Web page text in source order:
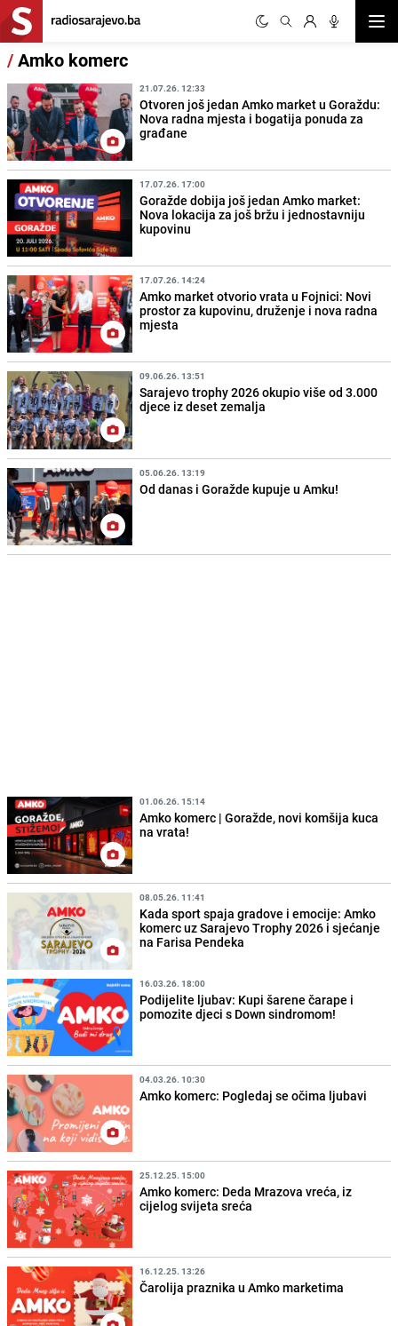
/Amko komerc
21.07.26. 12:33
Otvoren još jedan Amko market u Goraždu:
Nova radna mjesta i bogatija ponuda za
građane
17.07.26. 17:00
Goražde dobija još jedan Amko market:
Nova lokacija za još bržu i jednostavniju
kupovinu
17.07.26. 14:24
Amko market otvorio vrata u Fojnici: Novi
prostor za kupovinu, druženje i nova radna
mjesta
09.06.26. 13:51
Sarajevo trophy 2026 okupio više od 3.000
djece iz deset zemalja
05.06.26. 13:19
Od danas i Goražde kupuje u Amku!
01.06.26. 15:14
Amko komerc | Goražde, novi komšija kuca
na vrata!
08.05.26. 11:41
Kada sport spaja gradove i emocije: Amko
komerc uz Sarajevo Trophy 2026 i sjećanje
na Farisa Pendeka
16.03.26. 18:00
Podijelite ljubav: Kupi šarene čarape i
pomozite djeci s Down sindromom!
04.03.26. 10:30
Amko komerc: Pogledaj se očima ljubavi
25.12.25. 15:00
Amko komerc: Deda Mrazova vreća, iz
cijelog svijeta sreća
16.12.25. 13:26
Čarolija praznika u Amko marketima